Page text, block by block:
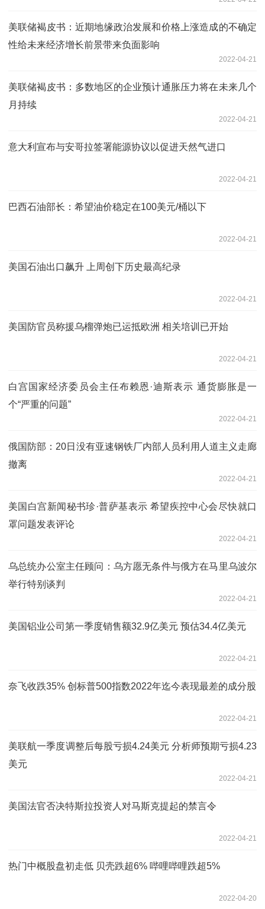
美联储褐皮书：近期地缘政治发展和价格上涨造成的不确定
性给未来经济增长前景带来负面影响
2022-04-21
美联储褐皮书：多数地区的企业预计通胀压力将在未来几个
月持续
2022-04-21
意大利宣布与安哥拉签署能源协议以促进天然气进口
2022-04-21
巴西石油部长：希望油价稳定在100美元/桶以下
2022-04-21
美国石油出口飙升 上周创下历史最高纪录
2022-04-21
美国防官员称援乌榴弹炮已运抵欧洲 相关培训已开始
2022-04-21
白宫国家经济委员会主任布赖恩·迪斯表示 通货膨胀是一
个“严重的问题”
2022-04-21
俄国防部：20日没有亚速钢铁厂内部人员利用人道主义走廊
撤离
2022-04-21
美国白宫新闻秘书珍·普萨基表示 希望疾控中心会尽快就口
罩问题发表评论
2022-04-21
乌总统办公室主任顾问：乌方愿无条件与俄方在马里乌波尔
举行特别谈判
2022-04-21
美国铝业公司第一季度销售额32.9亿美元 预估34.4亿美元
2022-04-21
奈飞收跌35% 创标普500指数2022年迄今表现最差的成分股
2022-04-21
美联航一季度调整后每股亏损4.24美元 分析师预期亏损4.23
美元
2022-04-21
美国法官否决特斯拉投资人对马斯克提起的禁言令
2022-04-21
热门中概股盘初走低 贝壳跌超6% 哔哩哔哩跌超5%
2022-04-20